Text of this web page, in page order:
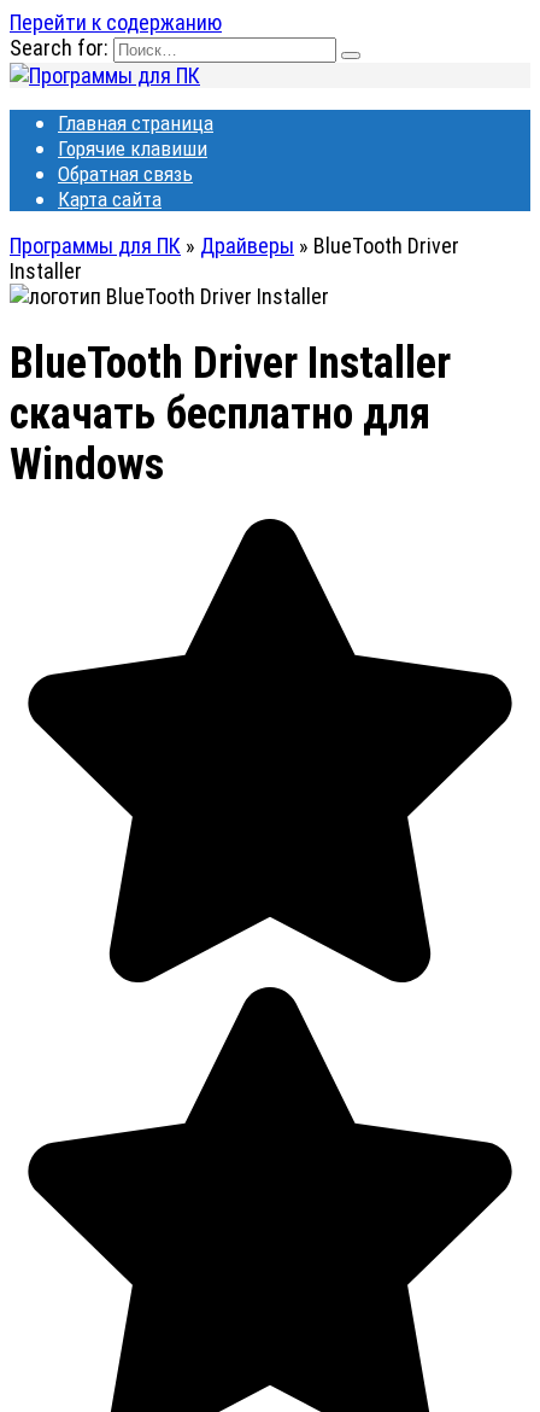
Перейти к содержанию
Search for:
Главная страница
Горячие клавиши
Обратная связь
Карта сайта
Программы для ПК » Драйверы » BlueTooth Driver
Installer
BlueTooth Driver Installer
скачать бесплатно для
Windows